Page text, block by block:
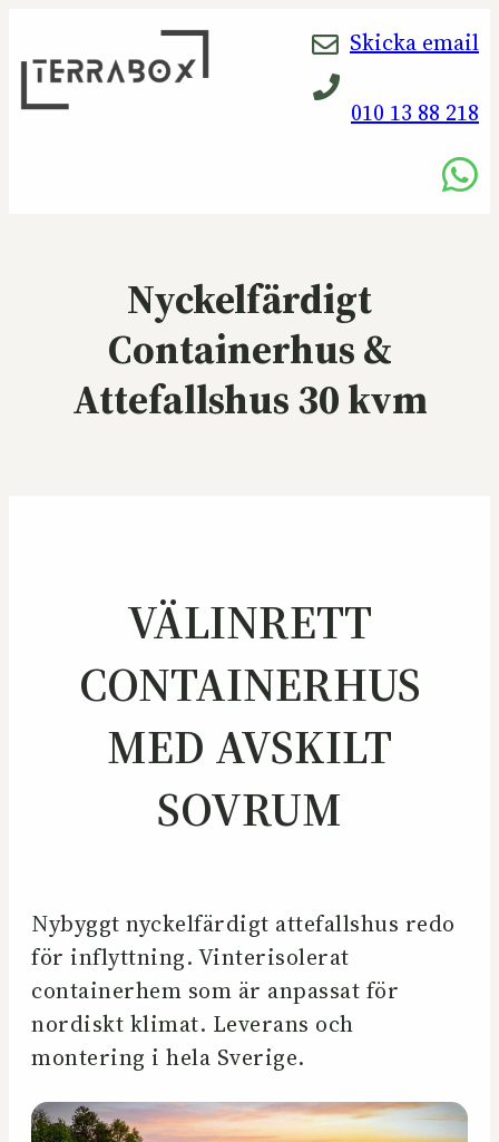
Skicka email
010 13 88 218
Nyckelfärdigt
Containerhus &
Attefallshus 30 kvm
VÄLINRETT
CONTAINERHUS
MED AVSKILT
SOVRUM
Nybyggt nyckelfärdigt attefallshus redo
för inflyttning. Vinterisolerat
containerhem som är anpassat för
nordiskt klimat. Leverans och
montering i hela Sverige.